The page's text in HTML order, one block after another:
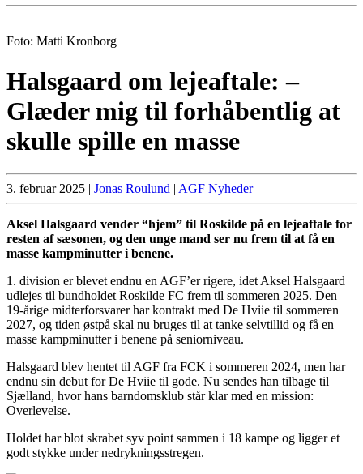
Foto: Matti Kronborg
Halsgaard om lejeaftale: –
Glæder mig til forhåbentlig at
skulle spille en masse
3. februar 2025 | Jonas Roulund | AGF Nyheder
Aksel Halsgaard vender “hjem” til Roskilde på en lejeaftale for
resten af sæsonen, og den unge mand ser nu frem til at få en
masse kampminutter i benene.
1. division er blevet endnu en AGF’er rigere, idet Aksel Halsgaard
udlejes til bundholdet Roskilde FC frem til sommeren 2025. Den
19-årige midterforsvarer har kontrakt med De Hviie til sommeren
2027, og tiden østpå skal nu bruges til at tanke selvtillid og få en
masse kampminutter i benene på seniorniveau.
Halsgaard blev hentet til AGF fra FCK i sommeren 2024, men har
endnu sin debut for De Hviie til gode. Nu sendes han tilbage til
Sjælland, hvor hans barndomsklub står klar med en mission:
Overlevelse.
Holdet har blot skrabet syv point sammen i 18 kampe og ligger et
godt stykke under nedrykningsstregen.